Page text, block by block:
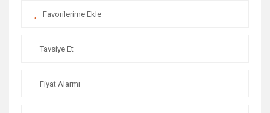
Tavsiye Et
Fiyat Alarmı